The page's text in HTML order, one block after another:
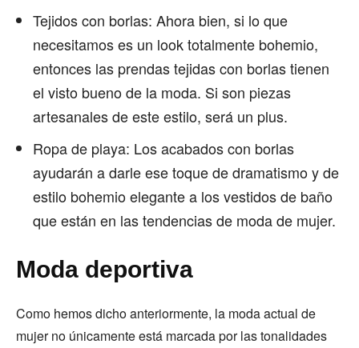
Tejidos con borlas: Ahora bien, si lo que
necesitamos es un look totalmente bohemio,
entonces las prendas tejidas con borlas tienen
el visto bueno de la moda. Si son piezas
artesanales de este estilo, será un plus.
Ropa de playa: Los acabados con borlas
ayudarán a darle ese toque de dramatismo y de
estilo bohemio elegante a los vestidos de baño
que están en las tendencias de moda de mujer.
Moda deportiva
Como hemos dicho anteriormente, la moda actual de
mujer no únicamente está marcada por las tonalidades